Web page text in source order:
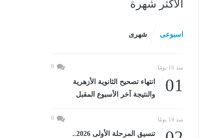
الأكثر شهرة
اسبوعى شهرى
منذ 16 يومًا 0
01
انتهاء تصحيح الثانوية الأزهرية
والنتيجة آخر الأسبوع المقبل
منذ 14 يومًا 0
تنسيق المرحلة الأولى 2026..